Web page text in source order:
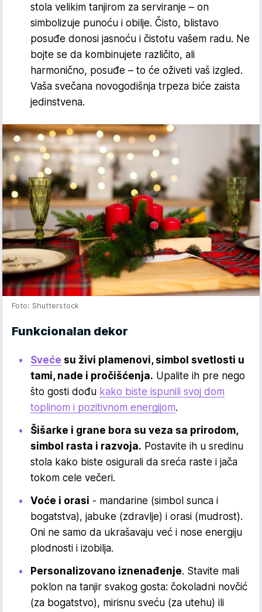
stola velikim tanjirom za serviranje – on
simbolizuje punoću i obilje. Čisto, blistavo
posuđe donosi jasnoću i čistotu vašem radu. Ne
bojte se da kombinujete različito, ali
harmonično, posuđe – to će oživeti vaš izgled.
Vaša svečana novogodišnja trpeza biće zaista
jedinstvena.
Foto: Shutterstock
Funkcionalan dekor
Sveće su živi plamenovi, simbol svetlosti u
tami, nade i pročišćenja. Upalite ih pre nego
što gosti dođu kako biste ispunili svoj dom
toplinom i pozitivnom energijom.
Šišarke i grane bora su veza sa prirodom,
simbol rasta i razvoja. Postavite ih u sredinu
stola kako biste osigurali da sreća raste i jača
tokom cele večeri.
Voće i orasi - mandarine (simbol sunca i
bogatstva), jabuke (zdravlje) i orasi (mudrost).
Oni ne samo da ukrašavaju već i nose energiju
plodnosti i izobilja.
Personalizovano iznenađenje. Stavite mali
poklon na tanjir svakog gosta: čokoladni novčić
(za bogatstvo), mirisnu sveću (za utehu) ili